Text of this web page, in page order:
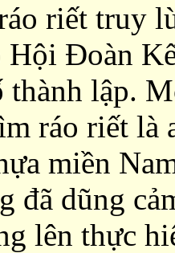
riết truy
Hội Đoàn
thành lập.
ráo riết là
miền
đã dũng
lên thực